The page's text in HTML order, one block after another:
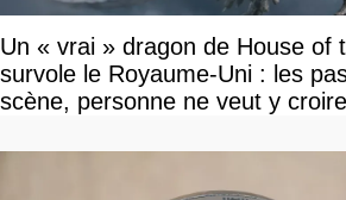
Un « vrai » dragon de House of
survole le Royaume-Uni : les
scène, personne ne veut y croire